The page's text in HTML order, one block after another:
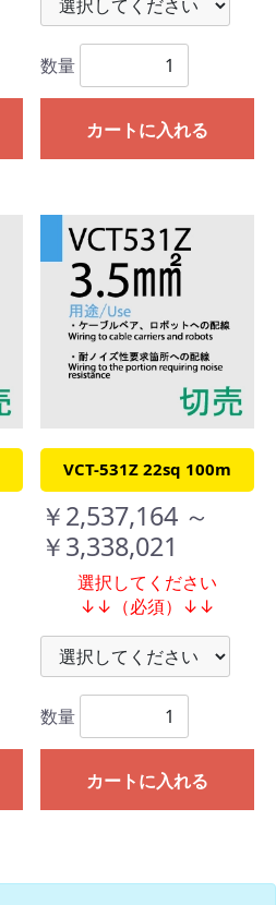
数量
カートに入れる
VCT-531Z 22sq 100m
￥2,537,164 ～
￥3,338,021
選択してください
↓↓（必須）↓↓
数量
カートに入れる